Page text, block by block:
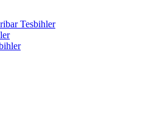
Tesbihler